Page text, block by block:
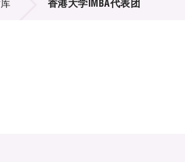
香港大学IMBA代表团